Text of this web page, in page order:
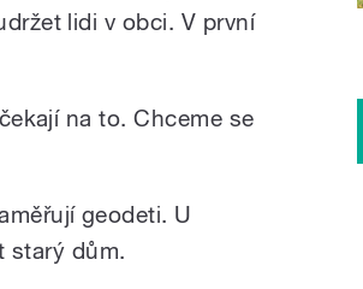
lidi v obci. V první
na to. Chceme se
geodeti. U
starý dům.